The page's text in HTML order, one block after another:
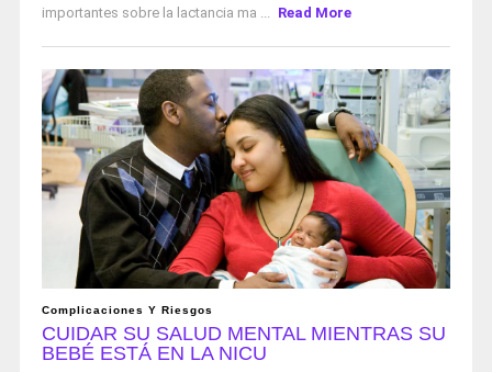
importantes sobre la lactancia ma ... Read More
Complicaciones Y Riesgos
CUIDAR SU SALUD MENTAL MIENTRAS SU
BEBÉ ESTÁ EN LA NICU